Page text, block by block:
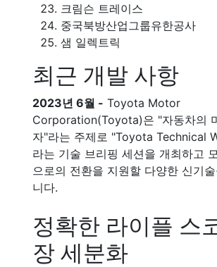
크림슨 트레이스
중국북방산업그룹유한공사
샘 일렉트릭
최근 개발 사항
2023년 6월 - Toyota Motor
Corporation(Toyota)은 "자동차의
자"라는 주제로 "Toyota Technical
라는 기술 브리핑 세션을 개최하고
으로의 전환을 지원할 다양한 신기
니다.
정확한 라이플 스
장 세분화